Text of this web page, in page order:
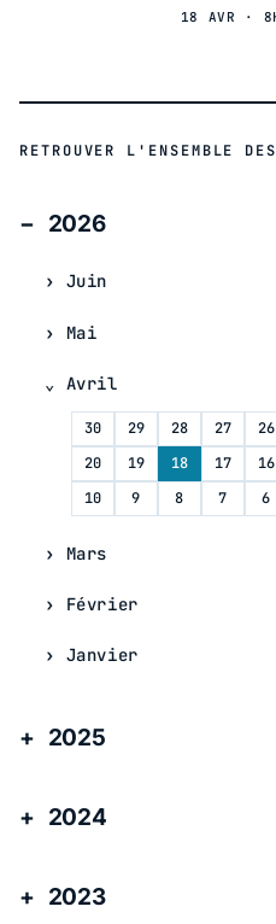
18 AVR ·
RETROUVER L'ENSEMBLE
2026
Juin
Mai
Avril
30 29 28 27 26
20
19 18 17 16
10
9 8 7 6
Mars
Février
Janvier
2025
2024
2023